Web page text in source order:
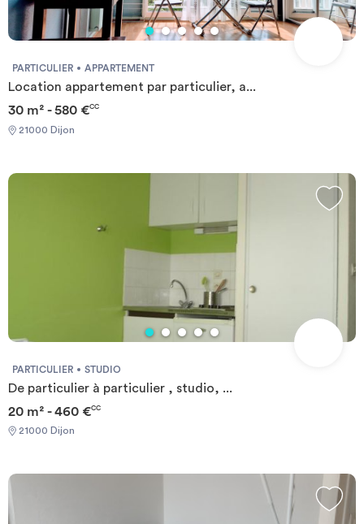
PARTICULIER APPARTEMENT
Location appartement par particulier, a...
30 m² - 580 €CC
21000 Dijon
PARTICULIER STUDIO
De particulier à particulier , studio, ...
20 m² - 460 €CC
21000 Dijon